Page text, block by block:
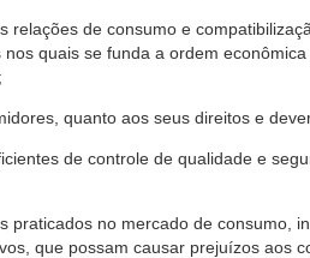
relações de consumo e
quais se funda a ordem
quanto aos seus direitos e
de controle de qualidade e
praticados no mercado de consumo,
que possam causar prejuízos aos